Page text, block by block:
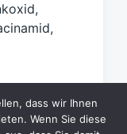
dass wir Ihnen
Wenn Sie diese